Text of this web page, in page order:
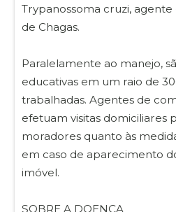
Trypanossoma cruzi,
de Chagas.
Paralelamente ao manejo,
educativas em um raio de
trabalhadas. Agentes de
efetuam visitas domiciliares
moradores quanto às
em caso de aparecimento
imóvel.
SOBRE A DOENÇA